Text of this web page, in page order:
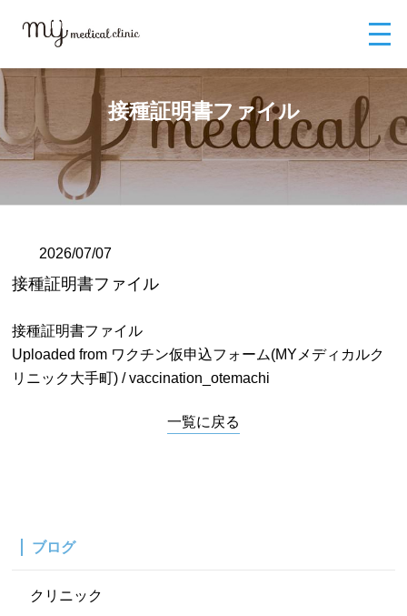
接種証明書ファイル
2026/07/07
接種証明書ファイル
接種証明書ファイル
Uploaded from ワクチン仮申込フォーム(MYメディカルク
リニック大手町) / vaccination_otemachi
一覧に戻る
ブログ
クリニック